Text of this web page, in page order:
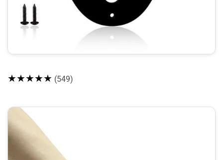
★★★★★ (549)